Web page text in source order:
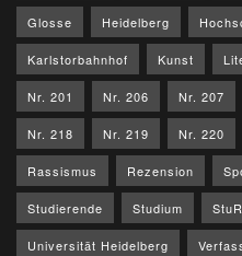
Glosse Heidelberg
Karlstorbahnhof Kunst
Nr. 201 Nr. 206 Nr. 207
Nr. 218 Nr. 219 Nr. 220
Rassismus Rezension
Studierende Studium
Universität Heidelberg